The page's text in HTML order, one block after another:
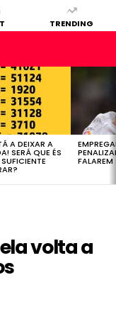
TRENDING
A DEIXAR A
SERÁ QUE ÉS
FALAREM
volta a